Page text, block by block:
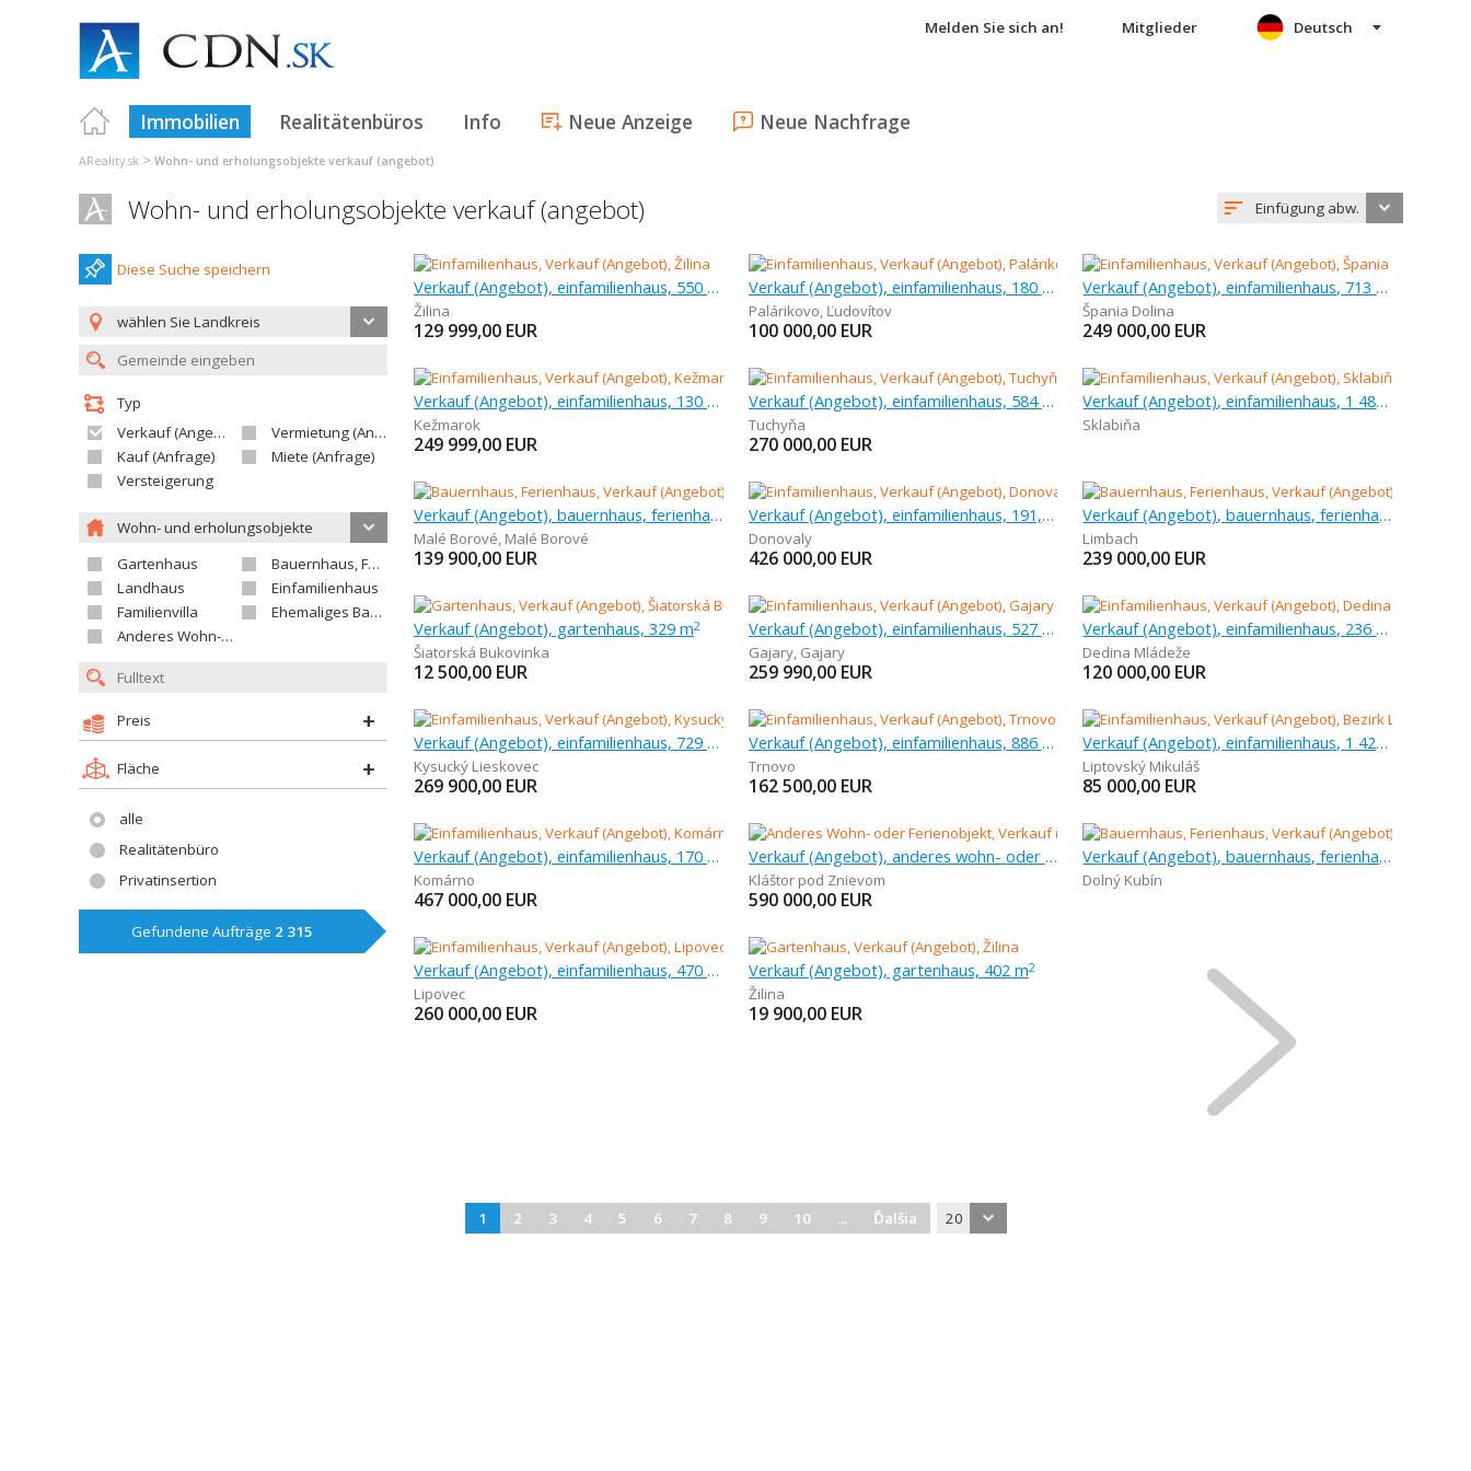
Melden Sie sich an! Mitglieder
Immobilien Realitätenbüros Info Neue Anzeige Neue Nachfrage
Deutsch
AReality.sk > Wohn- und erholungsobjekte verkauf (angebot)
Wohn- und erholungsobjekte verkauf (angebot) Einfügung abw.
Diese Suche speichern
wählen Sie Landkreis
Typ
Verkauf (Angebot)
Vermietung (Angebot)
Kauf (Anfrage)
Miete (Anfrage)
Versteigerung
Wohn- und erholungsobjekte
Gartenhaus
Bauernhaus, Ferienhaus
Landhaus
Einfamilienhaus
Familienvilla
Ehemaliges Bauerngut
Anderes Wohn- oder Ferienobjekt
Preis
Fläche
alle
Realitätenbüro
Privatinsertion
Gefundene Aufträge 2 315
Verkauf (Angebot), einfamilienhaus, 550 m
Žilina
129 999,00 EUR
Verkauf (Angebot), einfamilienhaus, 180 m
Palárikovo, Ľudovítov
100 000,00 EUR
Verkauf (Angebot), einfamilienhaus, 713 m
Špania Dolina
249 000,00 EUR
Verkauf (Angebot), einfamilienhaus, 130 m
Kežmarok
249 999,00 EUR
Verkauf (Angebot), einfamilienhaus, 584 m
Tuchyňa
270 000,00 EUR
Verkauf (Angebot), einfamilienhaus, 1 488 m
Sklabiňa
Verkauf (Angebot), bauernhaus, ferienhaus, 254 m
Malé Borové, Malé Borové
139 900,00 EUR
Verkauf (Angebot), einfamilienhaus, 191,12 m
Donovaly
426 000,00 EUR
Verkauf (Angebot), bauernhaus, ferienhaus, 90 m
Limbach
239 000,00 EUR
Verkauf (Angebot), gartenhaus, 329 m2
Šiatorská Bukovinka
12 500,00 EUR
Verkauf (Angebot), einfamilienhaus, 527 m
Gajary, Gajary
259 990,00 EUR
Verkauf (Angebot), einfamilienhaus, 236 m
Dedina Mládeže
120 000,00 EUR
Verkauf (Angebot), einfamilienhaus, 729 m
Kysucký Lieskovec
269 900,00 EUR
Verkauf (Angebot), einfamilienhaus, 886 m
Trnovo
162 500,00 EUR
Verkauf (Angebot), einfamilienhaus, 1 426 m
Liptovský Mikuláš
85 000,00 EUR
Verkauf (Angebot), einfamilienhaus, 170 m
Komárno
467 000,00 EUR
Verkauf (Angebot), anderes wohn- oder ferienobjekt, 2 522 m
Kláštor pod Znievom
590 000,00 EUR
Verkauf (Angebot), bauernhaus, ferienhaus, 717 m
Dolný Kubín
Verkauf (Angebot), einfamilienhaus, 470 m
Lipovec
260 000,00 EUR
Verkauf (Angebot), gartenhaus, 402 m2
Žilina
19 900,00 EUR
1 2 3 4 5 6 7 8 9 10 ... Ďalšia 20